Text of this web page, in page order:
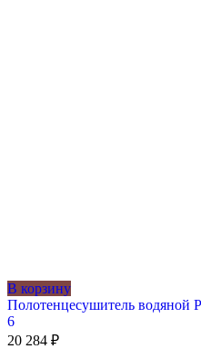
В корзину
Полотенцесушитель водяной
6
20 284 ₽